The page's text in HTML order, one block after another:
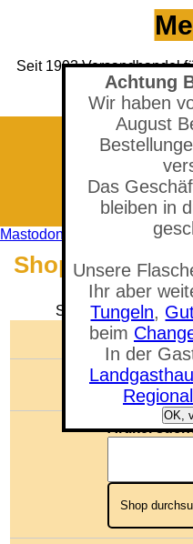
Achtung
Wir haben
August
Das
bleiben in
Unsere
Ihr aber
Tungeln,
beim
In der
OK,
Seit 1993 Versandhandel
(Neuer)
Mastodon
Shop - Vik
-
Sie befinden sich in
🛒
Anzahl der
Artikel
Shop